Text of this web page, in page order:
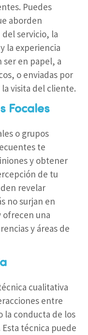
Puedes
aborden
servicio, la
la experiencia
ser en papel, a
o enviadas por
visita del cliente.
Focales
o grupos
te
y obtener
de tu
revelar
no surjan en
ofrecen una
y áreas de
cualitativa
entre
la conducta de los
técnica puede